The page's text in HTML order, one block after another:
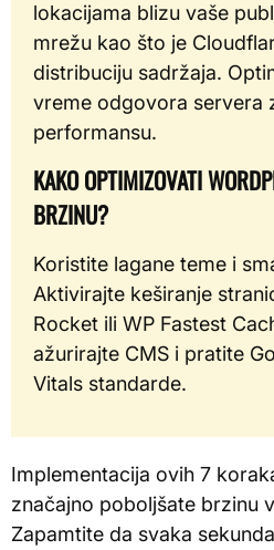
lokacijama blizu vaše
mrežu kao što je
distribuciju sadržaja.
vreme odgovora servera
performansu.
KAKO OPTIMIZOVATI
BRZINU?
Koristite lagane teme i
Aktivirajte keširanje
Rocket ili WP Fastest
ažurirajte CMS i pratite
Vitals standarde.
Implementacija ovih 7
značajno poboljšate brzinu
Zapamtite da svaka